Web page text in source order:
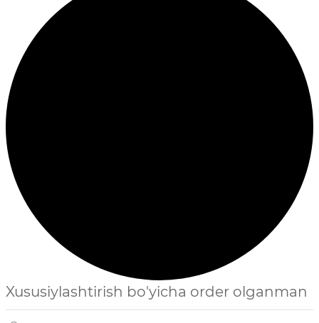
Xususiylashtirish bo'yicha order olganman